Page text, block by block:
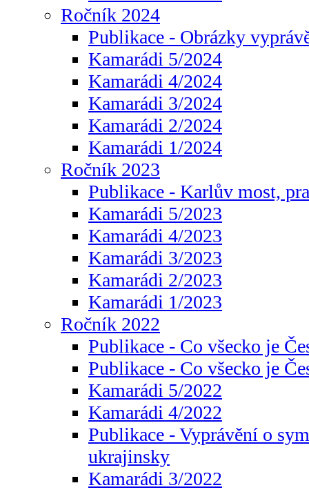
Ročník 2024
Publikace - Obrázky
Kamarádi 5/2024
Kamarádi 4/2024
Kamarádi 3/2024
Kamarádi 2/2024
Kamarádi 1/2024
Ročník 2023
Publikace - Karlův most,
Kamarádi 5/2023
Kamarádi 4/2023
Kamarádi 3/2023
Kamarádi 2/2023
Kamarádi 1/2023
Ročník 2022
Publikace - Co všecko je
Publikace - Co všecko je
Kamarádi 5/2022
Kamarádi 4/2022
Publikace - Vyprávění o
ukrajinsky
Kamarádi 3/2022